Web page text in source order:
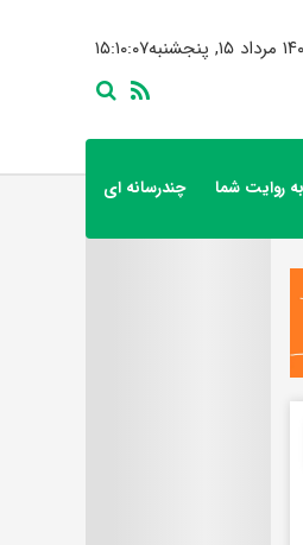
۱۵:۱۰:۰۹ پنجشنبه
به روایت شما چندرسانه ای